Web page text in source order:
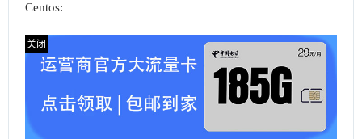
Centos: